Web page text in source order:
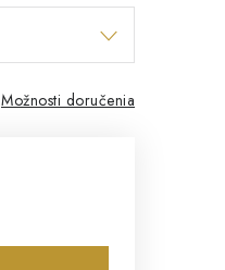
Možnosti doručenia